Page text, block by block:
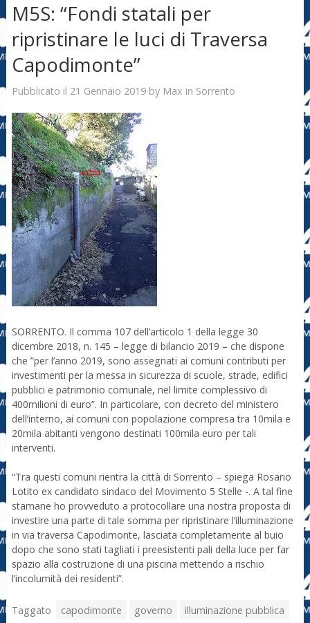
M5S: “Fondi statali per
ripristinare le luci di Traversa
Capodimonte”
Pubblicato il 21 Gennaio 2019by Max in Sorrento
SORRENTO. Il comma 107 dell’articolo 1 della legge 30
dicembre 2018, n. 145 – legge di bilancio 2019 – che dispone
che ”per l’anno 2019, sono assegnati ai comuni contributi per
investimenti per la messa in sicurezza di scuole, strade, edifici
pubblici e patrimonio comunale, nel limite complessivo di
400milioni di euro”. In particolare, con decreto del ministero
dell’interno, ai comuni con popolazione compresa tra 10mila e
20mila abitanti vengono destinati 100mila euro per tali
interventi.
“Tra questi comuni rientra la città di Sorrento – spiega Rosario
Lotito ex candidato sindaco del Movimento 5 Stelle -. A tal fine
stamane ho provveduto a protocollare una nostra proposta di
investire una parte di tale somma per ripristinare l’illuminazione
in via traversa Capodimonte, lasciata completamente al buio
dopo che sono stati tagliati i preesistenti pali della luce per far
spazio alla costruzione di una piscina mettendo a rischio
l’incolumità dei residenti”.
Taggato capodimonte governo
illuminazione pubblica